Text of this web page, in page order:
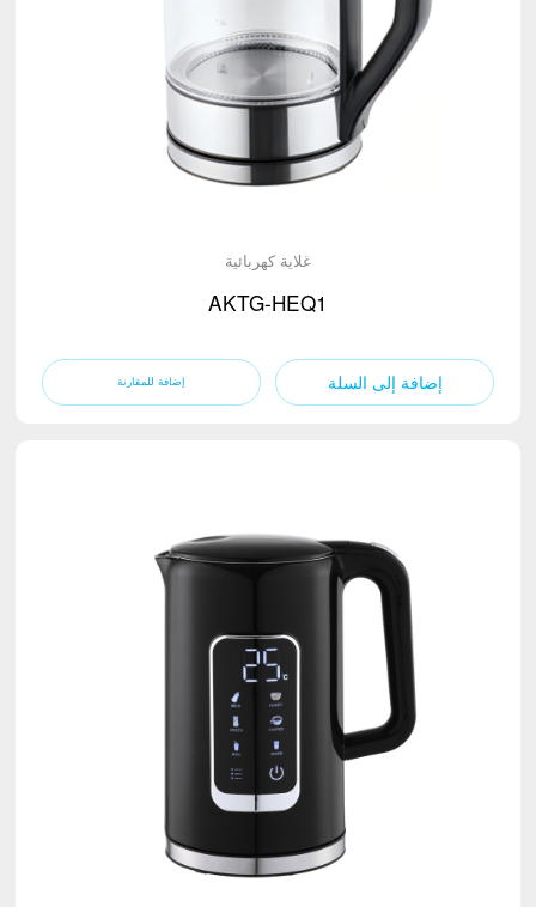
غلاية كهربائية
AKTG-HEQ1
إضافة إلى السلة